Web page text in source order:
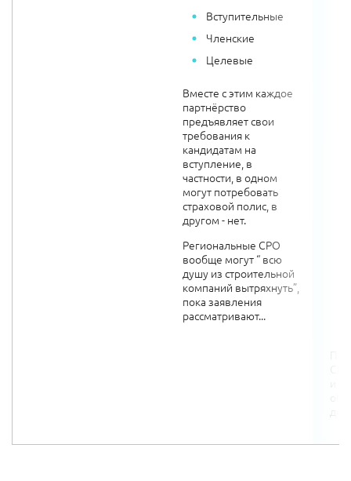
Вступительные
Членские
Целевые
Вместе с этим каждое
партнёрство
предъявляет свои
требования к
кандидатам на
вступление, в
частности, в одном
могут потребовать
страховой полис, в
другом - нет.
Региональные СРО
вообще могут “ всю
душу из строительной
компаний вытряхнуть”,
пока заявления
рассматривают...